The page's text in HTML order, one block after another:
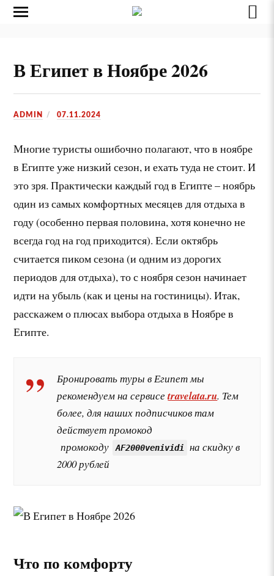
В Египет в Ноябре 2026
ADMIN 07.11.2024
Многие туристы ошибочно полагают, что в ноябре
в Египте уже низкий сезон, и ехать туда не стоит. И
это зря. Практически каждый год в Египте – ноябрь
один из самых комфортных месяцев для отдыха в
году (особенно первая половина, хотя конечно не
всегда год на год приходится). Если октябрь
считается пиком сезона (и одним из дорогих
периодов для отдыха), то с ноября сезон начинает
идти на убыль (как и цены на гостиницы). Итак,
расскажем о плюсах выбора отдыха в Ноябре в
Египте.
Бронировать туры в Египет мы
рекомендуем на сервисеtravelata.ru. Тем
более, для наших подписчиков там
действует промокод
промокоду
AF2000venividi
на скидку в
2000 рублей
Что по комфорту